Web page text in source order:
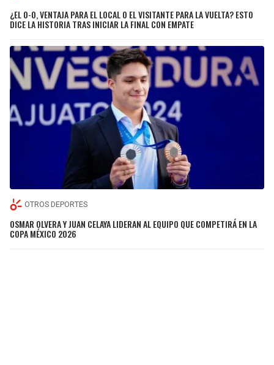
¿EL 0-0, VENTAJA PARA EL LOCAL O EL VISITANTE PARA LA VUELTA? ESTO
DICE LA HISTORIA TRAS INICIAR LA FINAL CON EMPATE
OTROS DEPORTES
OSMAR OLVERA Y JUAN CELAYA LIDERAN AL EQUIPO QUE COMPETIRÁ EN LA
COPA MÉXICO 2026